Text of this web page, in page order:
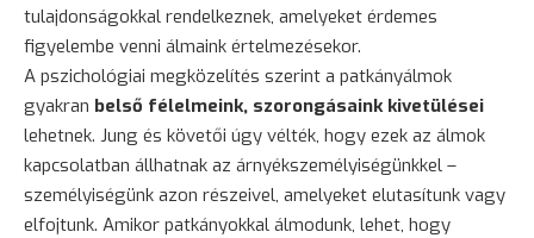
tulajdonságokkal rendelkeznek, amelyeket érdemes
figyelembe venni álmaink értelmezésekor.
A pszichológiai megközelítés szerint a patkányálmok
gyakran belső félelmeink, szorongásaink kivetülései
lehetnek. Jung és követői úgy vélték, hogy ezek az álmok
kapcsolatban állhatnak az árnyékszemélyiségünkkel –
személyiségünk azon részeivel, amelyeket elutasítunk vagy
elfojtunk. Amikor patkányokkal álmodunk, lehet, hogy